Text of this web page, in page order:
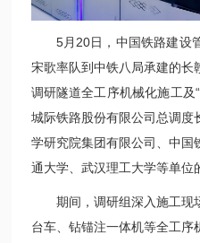
5月20日，中国铁路建设
宋歌率队到中铁八局承建的长
调研隧道全工序机械化施工及
城际铁路股份有限公司总调度
学研究院集团有限公司、中国
通大学、武汉理工大学等单位
期间， 调研组深入施工现
台车、钻锚注一体机等全工